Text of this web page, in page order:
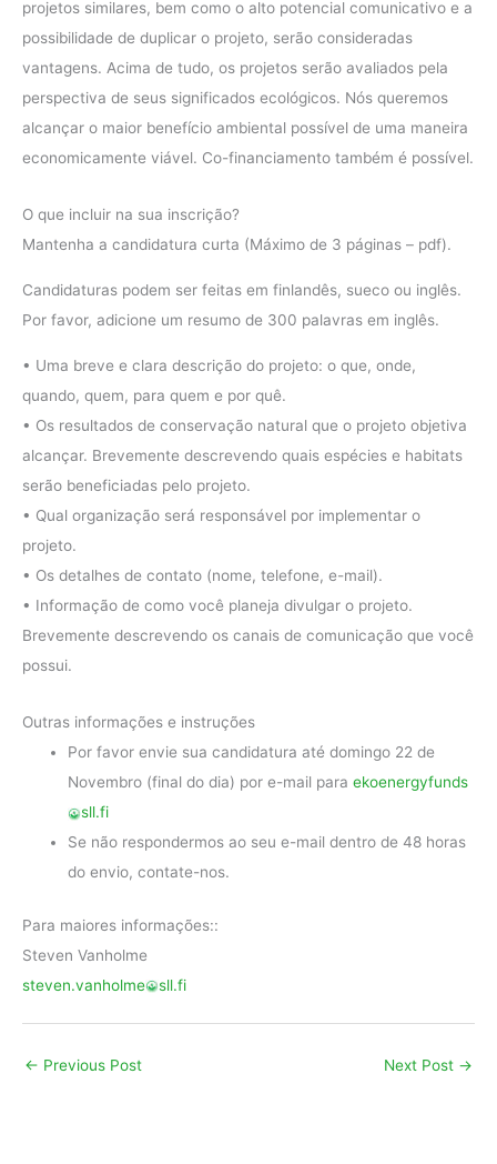
projetos similares, bem como o alto potencial comunicativo e a
possibilidade de duplicar o projeto, serão consideradas
vantagens. Acima de tudo, os projetos serão avaliados pela
perspectiva de seus significados ecológicos. Nós queremos
alcançar o maior benefício ambiental possível de uma maneira
economicamente viável. Co-financiamento também é possível.
O que incluir na sua inscrição?
Mantenha a candidatura curta (Máximo de 3 páginas – pdf).
Candidaturas podem ser feitas em finlandês, sueco ou inglês.
Por favor, adicione um resumo de 300 palavras em inglês.
• Uma breve e clara descrição do projeto: o que, onde,
quando, quem, para quem e por quê.
• Os resultados de conservação natural que o projeto objetiva
alcançar. Brevemente descrevendo quais espécies e habitats
serão beneficiadas pelo projeto.
• Qual organização será responsável por implementar o
projeto.
• Os detalhes de contato (nome, telefone, e-mail).
• Informação de como você planeja divulgar o projeto.
Brevemente descrevendo os canais de comunicação que você
possui.
Outras informações e instruções
Por favor envie sua candidatura até domingo 22 de
Novembro (final do dia) por e-mail paraekoenergyfunds
sll.fi
Se não respondermos ao seu e-mail dentro de 48 horas
do envio, contate-nos.
Para maiores informações::
Steven Vanholme
steven.vanholme
sll.fi
← Previous Post Next Post →